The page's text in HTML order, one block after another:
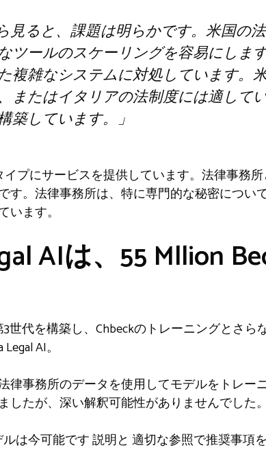
見ると、課題は明らかです。米国の
ツールのスケーリングを容易にしま
複雑なシステムに対処しています。
またはイタリアの法制度には適して
築しています。」
プにサービスを提供しています。法律事務
す。法律事務所は、特に専門的な秘密につい
います。
AIは、55 Mllion
3世代を構築し、Chbeckのトレーニングとさ
AI。
律事務所のデータを使用してモデルをトレー
したが、深い解釈可能性がありませんでした。
は今可能です説明と 適切な参照で推奨事項